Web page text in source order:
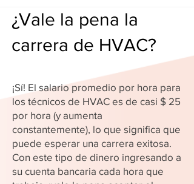
¿Vale la pena la
carrera de HVAC?
¡Sí! El salario promedio por hora para
los técnicos de HVAC es de casi $ 25
por hora (y aumenta
constantemente), lo que significa que
puede esperar una carrera exitosa.
Con este tipo de dinero ingresando a
su cuenta bancaria cada hora que